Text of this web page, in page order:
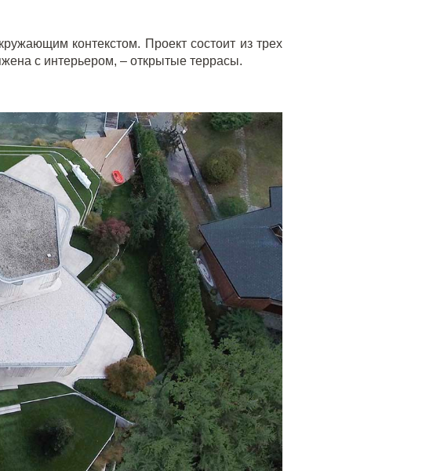
контекстом. Проект состоит из трех
с интерьером, – открытые террасы.